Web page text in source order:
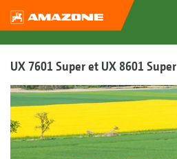
UX 7601 Super et UX 8601 Super